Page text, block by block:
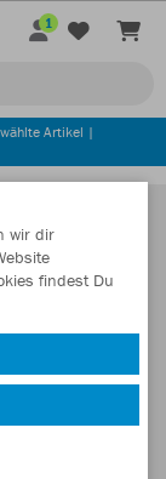
1
Artikel |
wir dir
findest Du